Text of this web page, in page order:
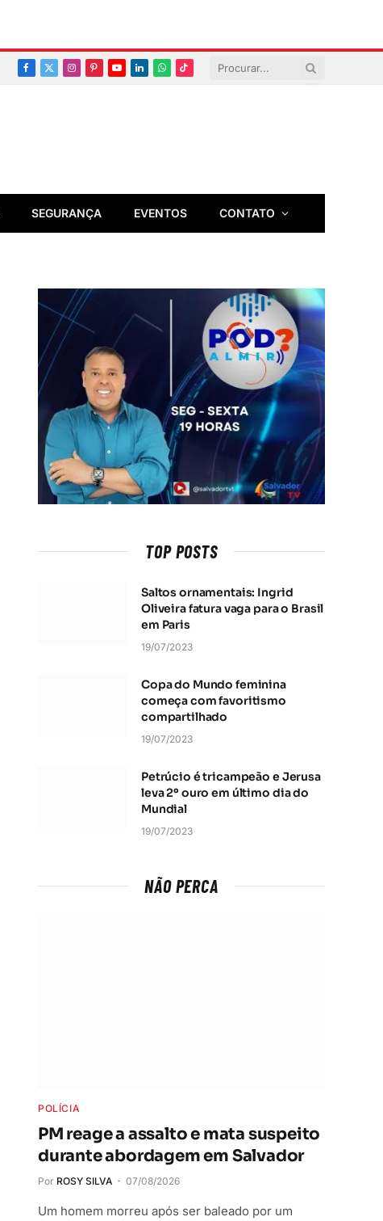
Facebook
X
Instagram
PinterestYouTubeLinkedInWhatsapp
TikTok
SEGURANÇA EVENTOS CONTATO
TOP POSTS
Saltos ornamentais: Ingrid
Oliveira fatura vaga para o Brasil
em Paris
19/07/2023
Copa do Mundo feminina
começa com favoritismo
compartilhado
19/07/2023
Petrúcio é tricampeão e Jerusa
leva 2º ouro em último dia do
Mundial
19/07/2023
NÃO PERCA
POLÍCIA
PM reage a assalto e mata suspeito
durante abordagem em Salvador
Por ROSY SILVA 07/08/2026
Um homem morreu após ser baleado por um